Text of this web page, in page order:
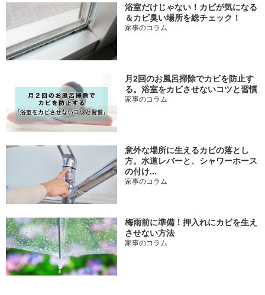
浴室だけじゃない！カビが気になる
＆カビ臭い場所を総チェック！
家事のコラム
月2回のお風呂掃除でカビを防止す
る。浴室をカビさせないコツと習慣
家事のコラム
意外な場所に生えるカビの落とし
方。水道レバーと、シャワーホース
の付け...
家事のコラム
梅雨前に準備！押入れにカビを生え
させない方法
家事のコラム